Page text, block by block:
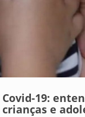
Covid-19:
crianças e